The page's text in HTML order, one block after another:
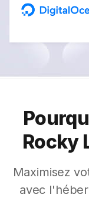
Rocky
Maximisez
avec